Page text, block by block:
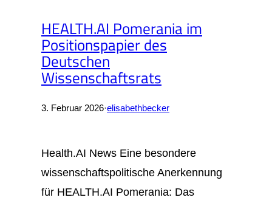
HEALTH.AI Pomerania im
Positionspapier des
Deutschen
Wissenschaftsrats
3. Februar 2026·elisabethbecker
Health.AI News Eine besondere
wissenschaftspolitische Anerkennung
für HEALTH.AI Pomerania: Das